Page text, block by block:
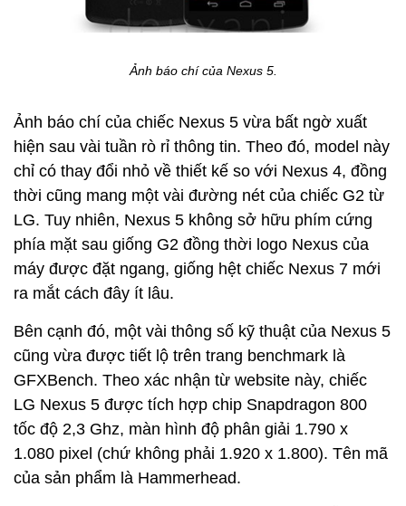
Ảnh báo chí của Nexus 5.
Ảnh báo chí của chiếc Nexus 5 vừa bất ngờ xuất
hiện sau vài tuần rò rỉ thông tin. Theo đó, model này
chỉ có thay đổi nhỏ về thiết kế so với Nexus 4, đồng
thời cũng mang một vài đường nét của chiếc G2 từ
LG. Tuy nhiên, Nexus 5 không sở hữu phím cứng
phía mặt sau giống G2 đồng thời logo Nexus của
máy được đặt ngang, giống hệt chiếc Nexus 7 mới
ra mắt cách đây ít lâu.
Bên cạnh đó, một vài thông số kỹ thuật của Nexus 5
cũng vừa được tiết lộ trên trang benchmark là
GFXBench. Theo xác nhận từ website này, chiếc
LG Nexus 5 được tích hợp chip Snapdragon 800
tốc độ 2,3 Ghz, màn hình độ phân giải 1.790 x
1.080 pixel (chứ không phải 1.920 x 1.800). Tên mã
của sản phẩm là Hammerhead.